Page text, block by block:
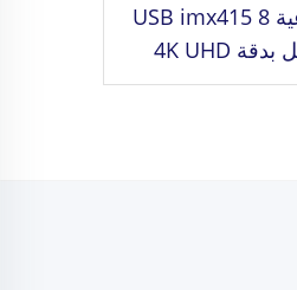
كاميرا صناعية USB imx415 8
ميجابكسل بدقة 4K UHD
3840*2160 بسرعة 30 إطار